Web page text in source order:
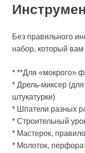
Без правильного
набор, который вам
* **Для «мокрого»
* Дрель-миксер
штукатурки)
* Шпатели разных
* Строительный
* Мастерок, правило
* Молоток,